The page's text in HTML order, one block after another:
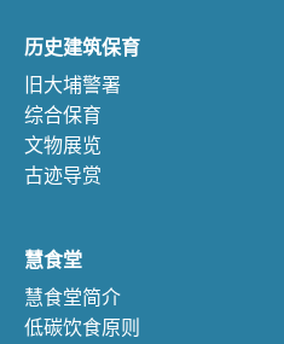
历史建筑保育
旧大埔警署
综合保育
文物展览
古迹导赏
慧食堂
慧食堂简介
低碳饮食原则